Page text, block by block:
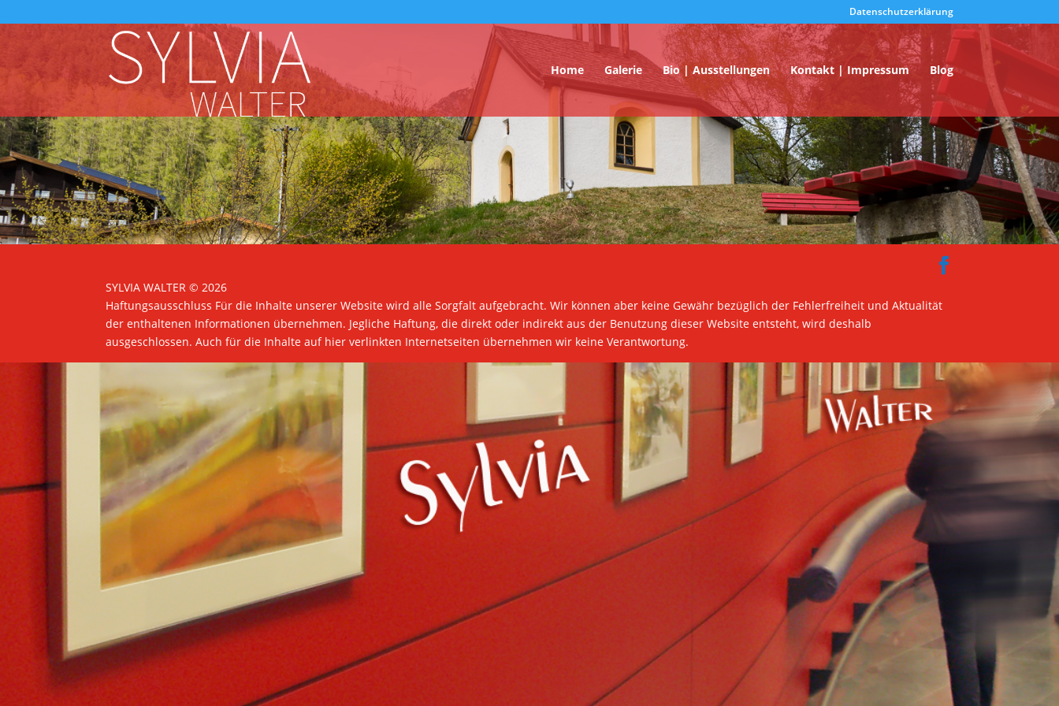
Datenschutzerklärung
Home Galerie Bio | Ausstellungen Kontakt | Impressum Blog
SYLVIA WALTER © 2026
Haftungsausschluss Für die Inhalte unserer Website wird alle Sorgfalt aufgebracht. Wir können aber keine Gewähr bezüglich der Fehlerfreiheit und Aktualität
der enthaltenen Informationen übernehmen. Jegliche Haftung, die direkt oder indirekt aus der Benutzung dieser Website entsteht, wird deshalb
ausgeschlossen. Auch für die Inhalte auf hier verlinkten Internetseiten übernehmen wir keine Verantwortung.